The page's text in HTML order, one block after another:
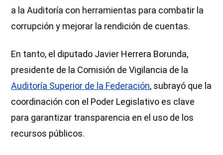
a la Auditoría con herramientas para combatir la
corrupción y mejorar la rendición de cuentas.
En tanto, el diputado Javier Herrera Borunda,
presidente de la Comisión de Vigilancia de la
Auditoría Superior de la Federación, subrayó que la
coordinación con el Poder Legislativo es clave
para garantizar transparencia en el uso de los
recursos públicos.